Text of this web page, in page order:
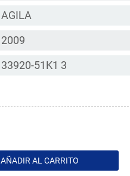
AGILA
2009
33920-51K1 3
AÑADIR AL CARRITO